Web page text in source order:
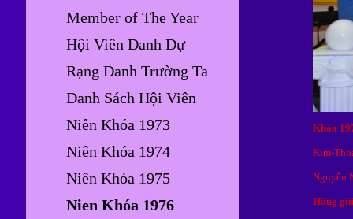
Khóa
Kim-
Nguyễn
Hàng
Member of The Year
Hội Viên Danh Dự
Rạng Danh Trường Ta
Danh Sách Hội Viên
Niên Khóa 1973
Niên Khóa 1974
Niên Khóa 1975
Nien Khóa 1976